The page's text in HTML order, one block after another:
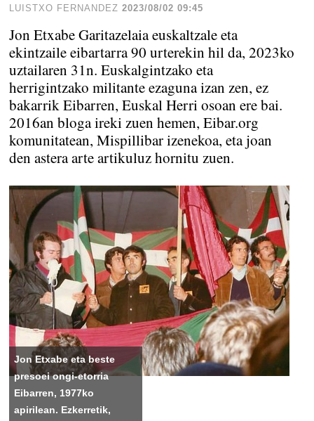
LUISTXO FERNANDEZ 2023/08/02 09:45
Jon Etxabe Garitazelaia euskaltzale eta
ekintzaile eibartarra 90 urterekin hil da, 2023ko
uztailaren 31n. Euskalgintzako eta
herrigintzako militante ezaguna izan zen, ez
bakarrik Eibarren, Euskal Herri osoan ere bai.
2016an bloga ireki zuen hemen, Eibar.org
komunitatean, Mispillibar izenekoa, eta joan
den astera arte artikuluz hornitu zuen.
Jon Etxabe eta beste
presoei ongi-etorria
Eibarren, 1977ko
apirilean. Ezkerretik,